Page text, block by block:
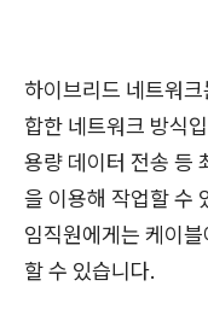
하이브리드 네트워
합한 네트워크 방식
용량 데이터 전송 등
을 이용해 작업할 수
임직원에게는 케이
할 수 있습니다.